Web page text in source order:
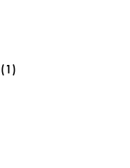
(1)